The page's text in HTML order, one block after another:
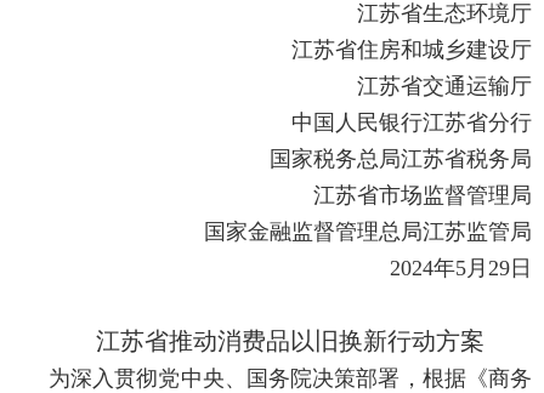
江苏省生态环境厅
江苏省住房和城乡建设厅
江苏省交通运输厅
中国人民银行江苏省分行
国家税务总局江苏省税务局
江苏省市场监督管理局
国家金融监督管理总局江苏监管局
2024年5月29日
江苏省推动消费品以旧换新行动方案
为深入贯彻党中央、国务院决策部署，根据《商务